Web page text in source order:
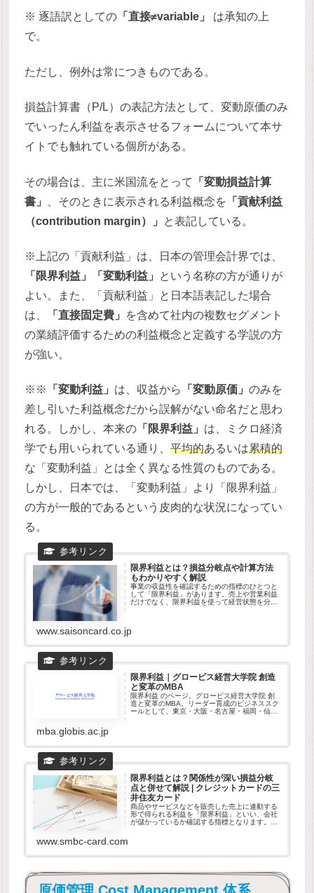
※ 逐語訳としての 「直接≠variable」
は承知の上
で。
ただし、例外は常につきものである。
損益計算書（P/L）の表記方法として、変動原価のみ
でいったん利益を表示させるフォームについて本サ
イトでも触れている個所がある。
その場合は、主に米国流をとって
「変動損益計算
書」
、そのときに表示される利益概念を 「貢献利益
（contribution margin）」
と表記している。
※上記の「貢献利益」は、日本の管理会計界では、
「限界利益」「変動利益」
という名称の方が通りが
よい。また、「貢献利益」と日本語表記した場合
は、
「直接固定費」
を含めて社内の複数セグメント
の業績評価するための利益概念と定義する学説の方
が強い。
※※ 「変動利益」 は、収益から 「変動原価」のみを
差し引いた利益概念だから誤解がない命名だと思わ
れる。しかし、本来の 「限界利益」 は、ミクロ経済
学でも用いられている通り、平均的あるいは累積的
な「変動利益」とは全く異なる性質のものである。
しかし、日本では、「変動利益」より「限界利益」
の方が一般的であるという皮肉的な状況になってい
る。
限界利益とは？損益分岐点や計算方法
もわかりやすく解説
事業の収益性を確認するための指標のひとつと
して「限界利益」があります。売上や営業利益
だけでなく、限界利益を使って経営状態を分析
www.saisoncard.co.jp
限界利益｜グロービス経営大学院 創造
と変革のMBA
限界利益 のページ。グロービス経営大学院 創
造と変革のMBA。リーダー育成のビジネススク
ールとして、東京・大阪・名古屋・福岡・仙
mba.globis.ac.jp
限界利益とは？関係性が深い損益分岐
点と併せて解説 | クレジットカードの三
井住友カード
商品やサービスなどを販売した売上に連動する
形で得られる利益を「限界利益」といい、会社
が儲かっているか確認する指標となります。限
www.smbc-card.com
原価管理 Cost Management 体系